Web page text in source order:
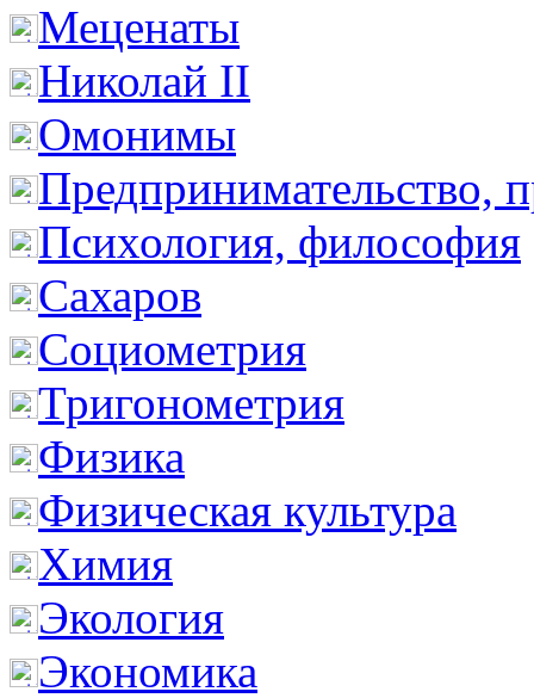
Меценаты
Николай II
Омонимы
Предпринимательство,
Психология, философия
Сахаров
Социометрия
Тригонометрия
Физика
Физическая культура
Химия
Экология
Экономика